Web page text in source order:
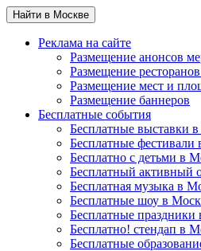
Найти в Москве
Реклама на сайте
Размещение анонсов
Размещение
Размещение мест и
Размещение баннеров
Бесплатные события
Бесплатные выставки
Бесплатные фестивали
Бесплатно с детьми в
Бесплатный активный
Бесплатная музыка в
Бесплатные шоу в
Бесплатные праздники
Бесплатно! стендап в
Бесплатные